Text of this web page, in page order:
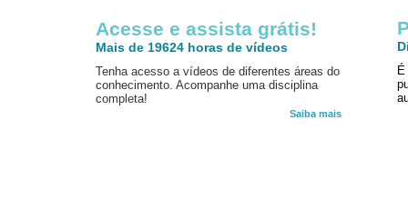
Acesse e assista grátis!
Mais de 19624 horas de vídeos
Tenha acesso a vídeos de diferentes áreas do
conhecimento. Acompanhe uma disciplina
completa!
Saiba mais